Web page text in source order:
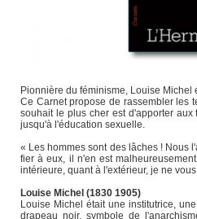
Pionnière du féminisme, Louise
Ce Carnet propose de rassembler les
souhait le plus cher est d'apporter
jusqu'à l'éducation sexuelle.
« Les hommes sont des lâches ! Nous
fier à eux, il n'en est
intérieure, quant à l'extérieur, je ne
Louise Michel (1830 1905)
Louise Michel était une institutrice,
drapeau noir, symbole de